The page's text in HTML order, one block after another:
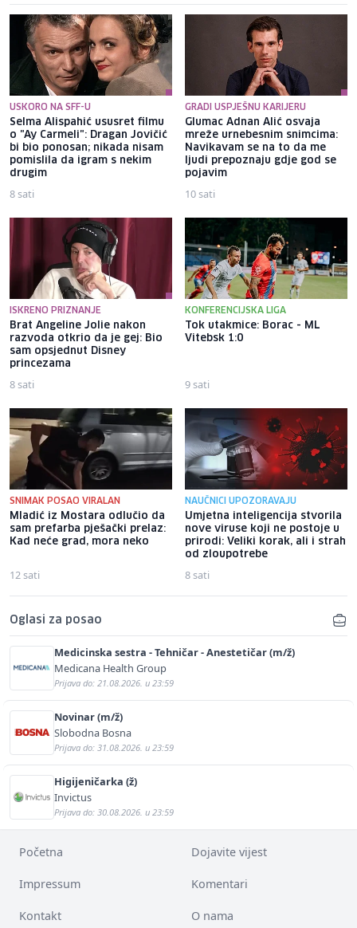
USKORO NA SFF-U
Selma Alispahić ususret filmu
o "Ay Carmeli": Dragan Jovičić
bi bio ponosan; nikada nisam
pomislila da igram s nekim
drugim
8 sati
GRADI USPJEŠNU KARIJERU
Glumac Adnan Alić osvaja
mreže urnebesnim snimcima:
Navikavam se na to da me
ljudi prepoznaju gdje god se
pojavim
10 sati
ISKRENO PRIZNANJE
Brat Angeline Jolie nakon
razvoda otkrio da je gej: Bio
sam opsjednut Disney
princezama
8 sati
KONFERENCIJSKA LIGA
Tok utakmice: Borac - ML
Vitebsk 1:0
9 sati
SNIMAK POSAO VIRALAN
Mladić iz Mostara odlučio da
sam prefarba pješački prelaz:
Kad neće grad, mora neko
12 sati
NAUČNICI UPOZORAVAJU
Umjetna inteligencija stvorila
nove viruse koji ne postoje u
prirodi: Veliki korak, ali i strah
od zloupotrebe
8 sati
Oglasi za posao
Medicinska sestra - Tehničar - Anestetičar (m/ž)
Medicana Health Group
Prijava do: 21.08.2026. u 23:59
Novinar (m/ž)
Slobodna Bosna
Prijava do: 31.08.2026. u 23:59
Higijeničarka (ž)
Invictus
Prijava do: 30.08.2026. u 23:59
Početna Dojavite vijest
Impressum Komentari
Kontakt O nama